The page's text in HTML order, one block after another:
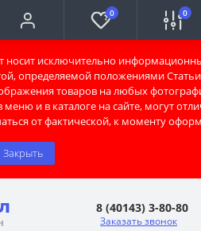
исключительно
определяемой положениями Статьи
товаров на любых
и в каталоге на сайте, могут
от фактической, к моменту
Закрыть
0 0
8 (40143) 3-80-80
Заказать звонок